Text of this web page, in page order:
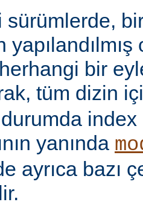
sürümlerde,
bir
tüm dizin
index
yanında
ayrıca bazı